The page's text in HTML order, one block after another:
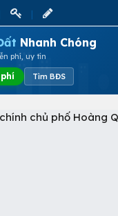
Nhanh Chóng
phí, uy tín
Tìm BĐS